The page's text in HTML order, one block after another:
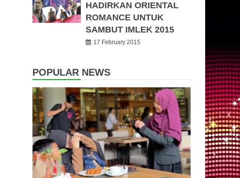
HADIRKAN ORIENTAL
ROMANCE UNTUK
SAMBUT IMLEK 2015
17 February 2015
POPULAR NEWS